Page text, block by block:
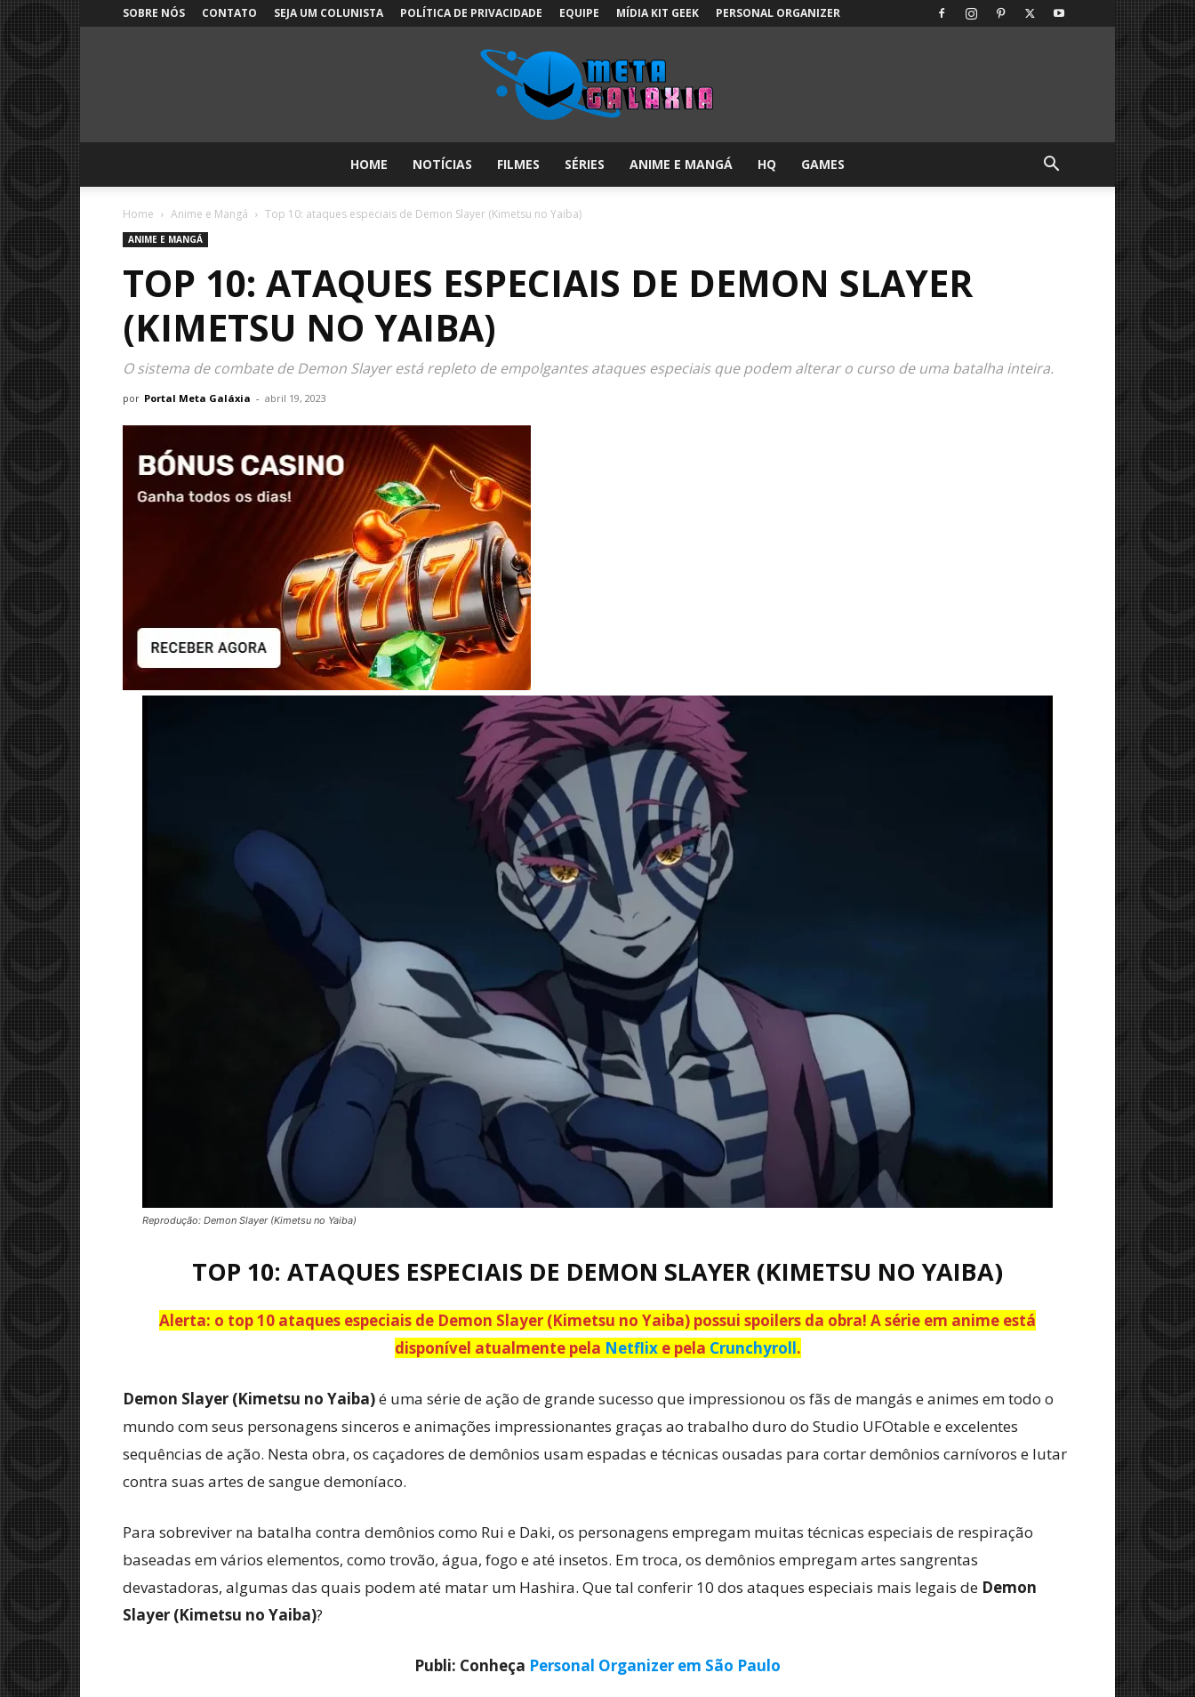
SOBRE NÓS CONTATO SEJA UM COLUNISTA POLÍTICA DE PRIVACIDADE EQUIPE MÍDIA KIT GEEK PERSONAL ORGANIZER
Galáxia:
sobre
Cultura
Pop!
HOME NOTÍCIAS FILMES SÉRIES ANIME E MANGÁ HQ GAMES
Home Anime e Mangá Top 10: ataques especiais de Demon Slayer (Kimetsu no Yaiba)
ANIME E MANGÁ
TOP 10: ATAQUES ESPECIAIS DE DEMON SLAYER
(KIMETSU NO YAIBA)
O sistema de combate de Demon Slayer está repleto de empolgantes ataques especiais que podem alterar o curso de uma batalha inteira.
por Portal Meta Galáxia - abril 19, 2023
Reprodução: Demon Slayer (Kimetsu no Yaiba)
TOP 10: ATAQUES ESPECIAIS DE DEMON SLAYER (KIMETSU NO YAIBA)
Alerta: o top 10 ataques especiais de Demon Slayer (Kimetsu no Yaiba) possui spoilers da obra! A série em anime está
disponível atualmente pela Netflixe pela Crunchyroll.
Demon Slayer (Kimetsu no Yaiba)é uma série de ação de grande sucesso que impressionou os fãs de mangás e animes em todo o
mundo com seus personagens sinceros e animações impressionantes graças ao trabalho duro do Studio UFOtable e excelentes
sequências de ação. Nesta obra, os caçadores de demônios usam espadas e técnicas ousadas para cortar demônios carnívoros e lutar
contra suas artes de sangue demoníaco.
Para sobreviver na batalha contra demônios como Rui e Daki, os personagens empregam muitas técnicas especiais de respiração
baseadas em vários elementos, como trovão, água, fogo e até insetos. Em troca, os demônios empregam artes sangrentas
devastadoras, algumas das quais podem até matar um Hashira. Que tal conferir 10 dos ataques especiais mais legais de Demon
Slayer (Kimetsu no Yaiba)?
Publi: Conheça Personal Organizer em São Paulo